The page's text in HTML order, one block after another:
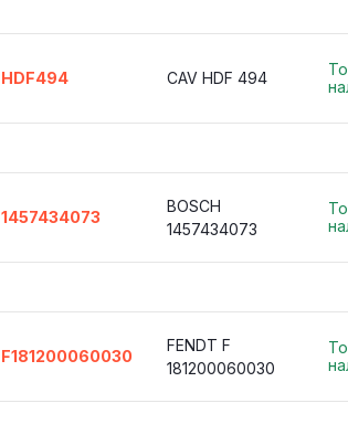
HDF494 CAV HDF 494
1457434073
BOSCH
1457434073
F181200060030
FENDT F
181200060030